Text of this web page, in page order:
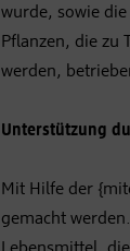
wurde, sowie
Pflanzen, die zu
werden,
Unterstützung
Mit Hilfe der
gemacht